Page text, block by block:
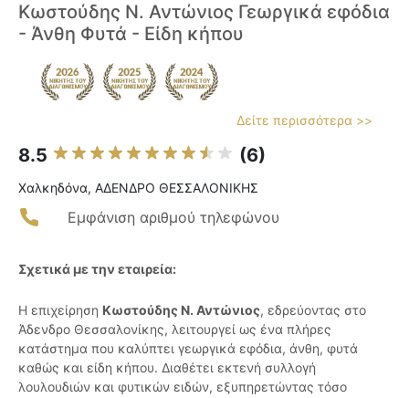
Κωστούδης Ν. Αντώνιος Γεωργικά εφόδια
- Άνθη Φυτά - Είδη κήπου
Δείτε περισσότερα >>
8.5 (6)
Χαλκηδόνα, ΑΔΕΝΔΡΟ ΘΕΣΣΑΛΟΝΙΚΗΣ
Εμφάνιση αριθμού τηλεφώνου
Σχετικά με την εταιρεία:
Η επιχείρηση Κωστούδης Ν. Αντώνιος, εδρεύοντας στο
Άδενδρο Θεσσαλονίκης, λειτουργεί ως ένα πλήρες
κατάστημα που καλύπτει γεωργικά εφόδια, άνθη, φυτά
καθώς και είδη κήπου. Διαθέτει εκτενή συλλογή
λουλουδιών και φυτικών ειδών, εξυπηρετώντας τόσο